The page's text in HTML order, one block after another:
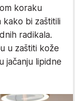
koraku
kako bi zaštitili
radikala.
u zaštiti kože
jačanju lipidne